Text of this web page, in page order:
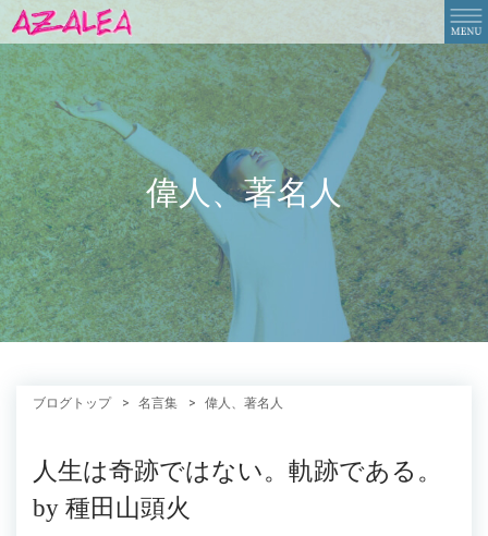
偉人、著名人
ブログトップ 名言集 偉人、著名人
人生は奇跡ではない。軌跡である。
by 種田山頭火